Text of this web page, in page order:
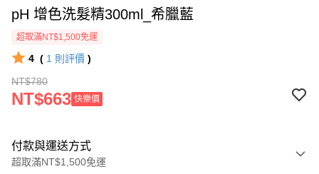
pH 增色洗髮精300ml_希臘藍
超取滿NT$1,500免運
4 ( 1 則評價 )
NT$780
NT$663 快樂價
付款與運送方式
超取滿NT$1,500免運